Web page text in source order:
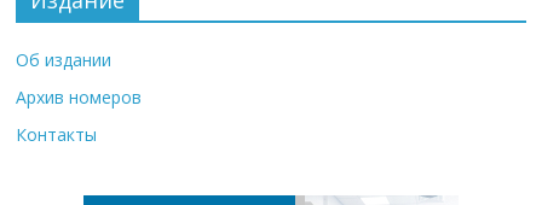
Об издании
Архив номеров
Контакты